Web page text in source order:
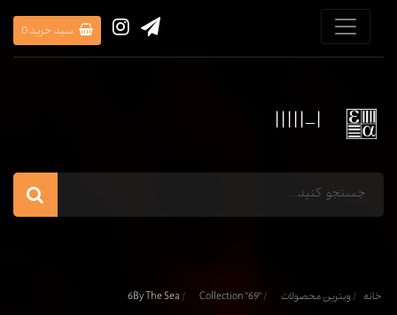
سبد خرید0
IIIII-I
خانه ویترین محصولات "Collection "69
6By The Sea